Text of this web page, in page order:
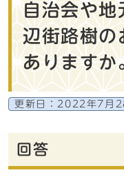
自治会や地
辺街路樹の
ありますか
更新日： 2022年7月
回答